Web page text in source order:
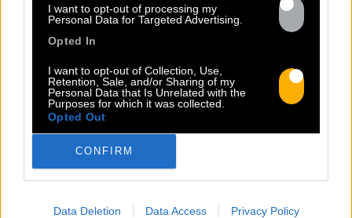
I want to opt-out of processing my
Personal Data for Targeted Advertising.
Opted In
I want to opt-out of Collection, Use,
Retention, Sale, and/or Sharing of my
Personal Data that Is Unrelated with the
Purposes for which it was collected.
Opted Out
CONFIRM
Data Deletion Data Access Privacy Policy